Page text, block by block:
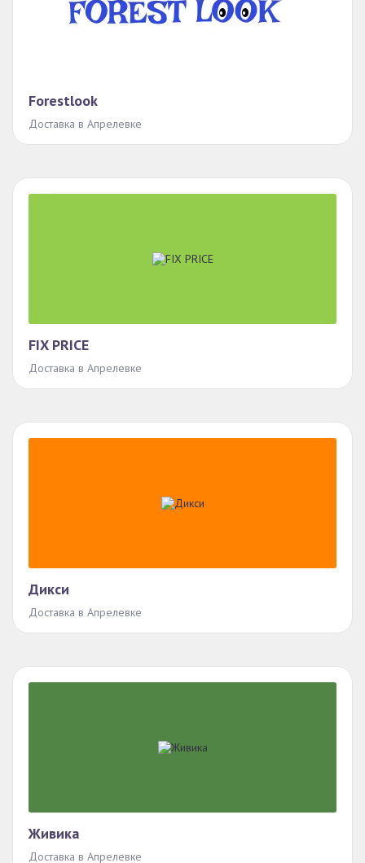
Forestlook
Доставка в Апрелевке
FIX PRICE
Доставка в Апрелевке
Дикси
Доставка в Апрелевке
Живика
Доставка в Апрелевке